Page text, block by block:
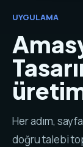
UYGULAMA
Her adım,
doğru talebi